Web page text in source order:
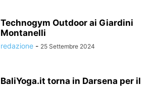
Technogym Outdoor ai Giardini
Montanelli
redazione - 25 Settembre 2024
BaliYoga.it torna in Darsena per il